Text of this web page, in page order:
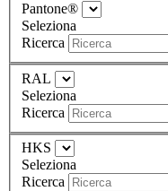
Pantone®
Seleziona
Ricerca
RAL
Seleziona
Ricerca
HKS
Seleziona
Ricerca